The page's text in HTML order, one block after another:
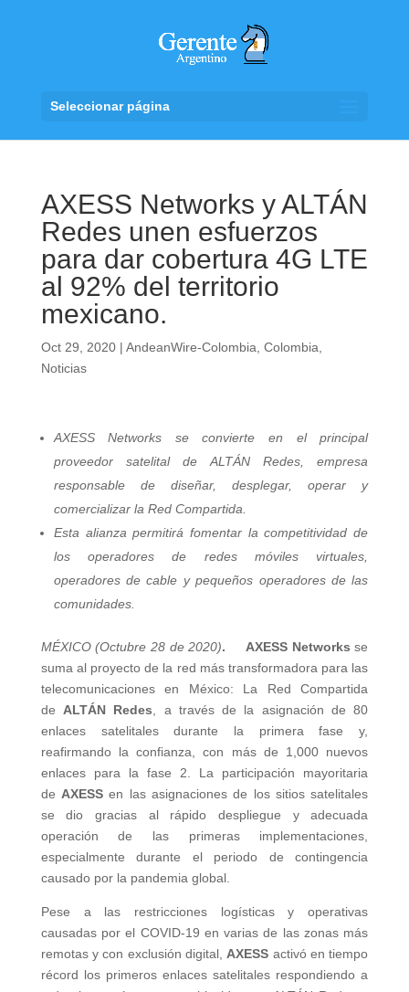
Seleccionar página
AXESS Networks y ALTÁN
Redes unen esfuerzos
para dar cobertura 4G LTE
al 92% del territorio
mexicano.
Oct 29, 2020| AndeanWire-Colombia Colombia
Noticias
AXESS Networks se convierte en el principal
proveedor satelital de ALTÁN Redes, empresa
responsable de diseñar, desplegar, operar y
comercializar la Red Compartida.
Esta alianza permitirá fomentar la competitividad de
los operadores de redes móviles virtuales,
operadores de cable y pequeños operadores de las
comunidades.
MÉXICO (Octubre 28 de 2020). AXESS Networksse
suma al proyecto de la red más transformadora para las
telecomunicaciones en México: La Red Compartida
de ALTÁN Redes , a través de la asignación de 80
enlaces satelitales durante la primera fase y,
reafirmando la confianza, con más de 1,000 nuevos
enlaces para la fase 2. La participación mayoritaria
de AXESS en las asignaciones de los sitios satelitales
se dio gracias al rápido despliegue y adecuada
operación de las primeras implementaciones,
especialmente durante el periodo de contingencia
causado por la pandemia global.
Pese a las restricciones logísticas y operativas
causadas por el COVID-19 en varias de las zonas más
remotas y con exclusión digital, AXESS activó en tiempo
récord los primeros enlaces satelitales respondiendo a